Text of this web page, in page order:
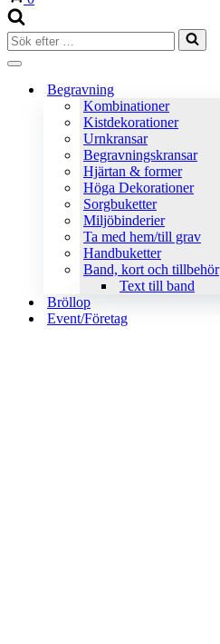
Sök
efter
…Navigeringsmeny
Begravning
Kombinationer
Kistdekorationer
Urnkransar
Begravningskransar
Hjärtan & former
Höga Dekorationer
Sorgbuketter
Miljöbinderier
Ta med hem/till grav
Handbuketter
Band, kort och tillbehör
Text till band
Bröllop
Event/Företag